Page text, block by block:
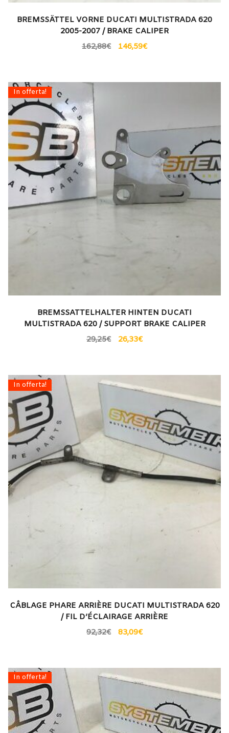
BREMSSÄTTEL VORNE DUCATI MULTISTRADA 620
2005-2007 / BRAKE CALIPER
162,88€ 146,59€
In offerta!
BREMSSATTELHALTER HINTEN DUCATI
MULTISTRADA 620 / SUPPORT BRAKE CALIPER
29,25€ 26,33€
In offerta!
CÂBLAGE PHARE ARRIÈRE DUCATI MULTISTRADA 620
/ FIL D’ÉCLAIRAGE ARRIÈRE
92,32€ 83,09€
In offerta!